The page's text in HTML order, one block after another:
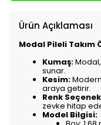
Ürün Açıklaması
Modal Pileli Takım
Kumaş:
sunar.
Kesim:
araya getirir.
Renk
zevke hitap
Model Bilgisi: